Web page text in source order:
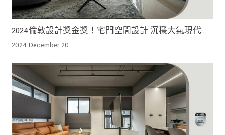
2024倫敦設計獎金獎！宅門空間設計 沉穩大氣現代居
家
2024 December 20